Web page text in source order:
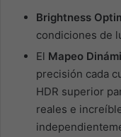
Brightness
condiciones de
El Mapeo
precisión cada
HDR superior
reales e